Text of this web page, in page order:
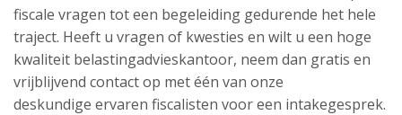
fiscale vragen tot een begeleiding gedurende het hele
traject. Heeft u vragen of kwesties en wilt u een hoge
kwaliteit belastingadvieskantoor, neem dan gratis en
vrijblijvend contact op met één van onze
deskundige ervaren fiscalisten voor een intakegesprek.